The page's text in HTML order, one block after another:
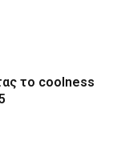
το coolness